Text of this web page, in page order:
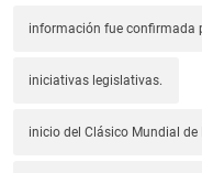
información fue confirmada
iniciativas legislativas.
inicio del Clásico Mundial de